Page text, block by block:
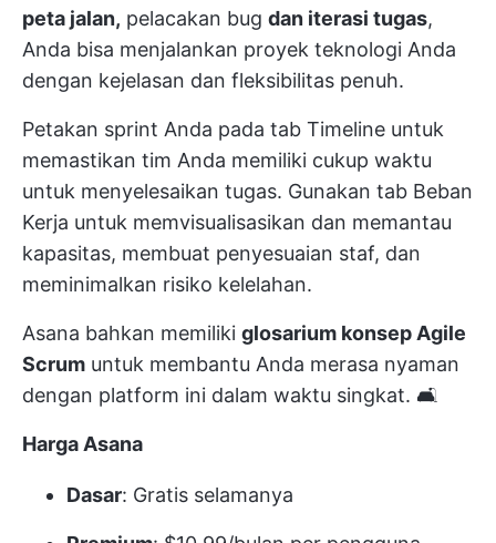
peta jalan, pelacakan bug dan iterasi tugas,
Anda bisa menjalankan proyek teknologi Anda
dengan kejelasan dan fleksibilitas penuh.
Petakan sprint Anda pada tab Timeline untuk
memastikan tim Anda memiliki cukup waktu
untuk menyelesaikan tugas. Gunakan tab Beban
Kerja untuk memvisualisasikan dan memantau
kapasitas, membuat penyesuaian staf, dan
meminimalkan risiko kelelahan.
Asana bahkan memiliki glosarium konsep Agile
Scrum untuk membantu Anda merasa nyaman
dengan platform ini dalam waktu singkat. 🛋️
Harga Asana
Dasar: Gratis selamanya